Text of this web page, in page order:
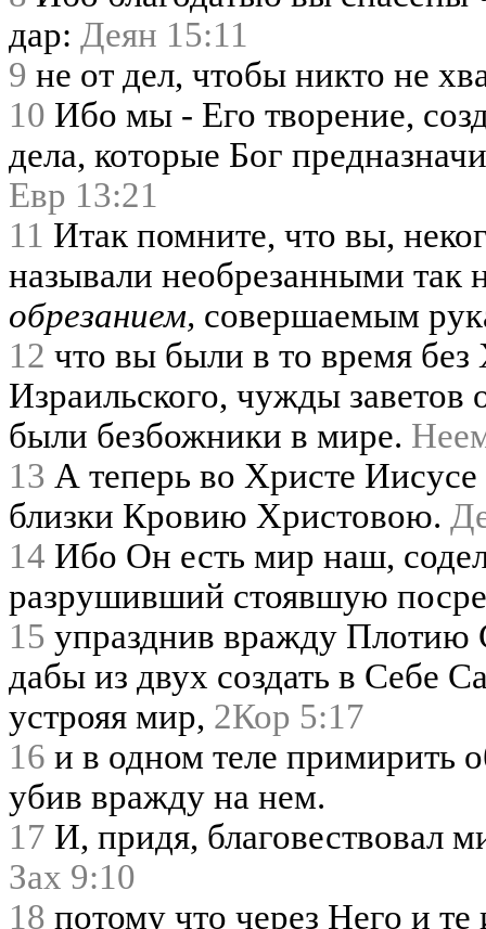
дар: Деян 15:11
9 не от дел, чтобы никто не
10 Ибо мы - Его творение,
дела, которые Бог
Евр 13:21
11 Итак помните, что вы,
называли необрезанными так
обрезанием, совершаемым
12 что вы были в то время
Израильского, чужды
были безбожники в мире.
13 А теперь во Христе
близки Кровию Христовою.
14 Ибо Он есть мир наш,
разрушивший стоявшую
15 упразднив вражду Плотию
дабы из двух создать в Себе
устрояя мир, 2Кор 5:17
16 и в одном теле примирить
убив вражду на нем.
17 И, придя, благовествовал
Зах 9:10
18 потому что через Него и